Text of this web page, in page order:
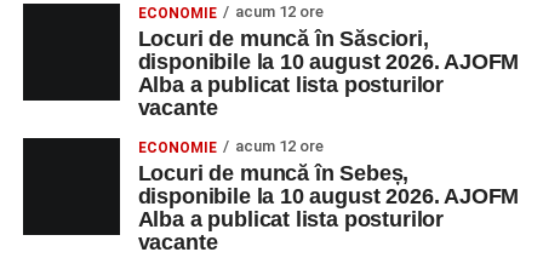
ECONOMIE acum 12 ore
Locuri de muncă în Săsciori,
disponibile la 10 august 2026. AJOFM
Alba a publicat lista posturilor
vacante
ECONOMIE acum 12 ore
Locuri de muncă în Sebeș,
disponibile la 10 august 2026. AJOFM
Alba a publicat lista posturilor
vacante